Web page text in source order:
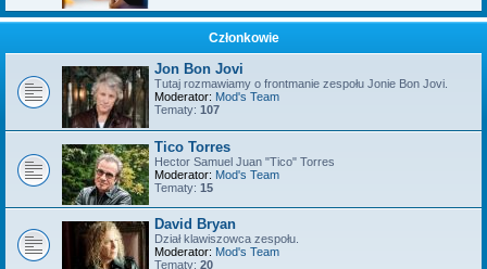
Członkowie
Jon Bon Jovi
Tutaj rozmawiamy o frontmanie zespołu Jonie Bon Jovi.
Moderator: Mod's Team
Tematy: 107
Tico Torres
Hector Samuel Juan "Tico" Torres
Moderator: Mod's Team
Tematy: 15
David Bryan
Dział klawiszowca zespołu.
Moderator: Mod's Team
Tematy: 20